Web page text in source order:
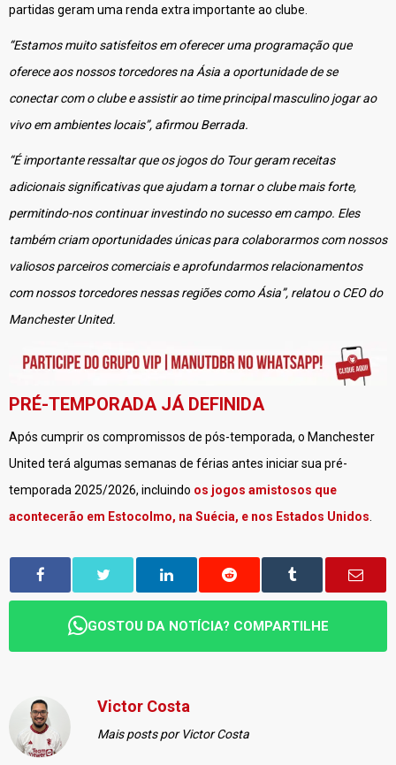
partidas geram uma renda extra importante ao clube.
“Estamos muito satisfeitos em oferecer uma programação que
oferece aos nossos torcedores na Ásia a oportunidade de se
conectar com o clube e assistir ao time principal masculino jogar ao
vivo em ambientes locais”, afirmou Berrada.
“É importante ressaltar que os jogos do Tour geram receitas
adicionais significativas que ajudam a tornar o clube mais forte,
permitindo-nos continuar investindo no sucesso em campo. Eles
também criam oportunidades únicas para colaborarmos com nossos
valiosos parceiros comerciais e aprofundarmos relacionamentos
com nossos torcedores nessas regiões como Ásia”, relatou o CEO do
Manchester United.
PRÉ-TEMPORADA JÁ DEFINIDA
Após cumprir os compromissos de pós-temporada, o Manchester
United terá algumas semanas de férias antes iniciar sua pré-
temporada 2025/2026, incluindo os jogos amistosos que
acontecerão em Estocolmo, na Suécia, e nos Estados Unidos
GOSTOU DA NOTÍCIA? COMPARTILHE
Victor Costa
Mais posts por Victor Costa